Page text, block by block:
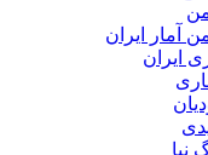
آمار ایران
ایران